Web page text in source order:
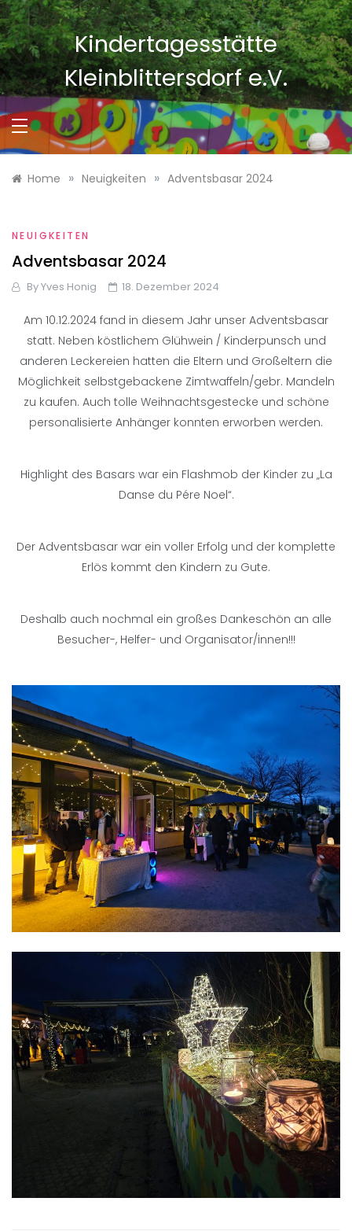
Skip
to
content
Kindertagesstätte
Kleinblittersdorf e.V.
Home » Neuigkeiten » Adventsbasar 2024
NEUIGKEITEN
Adventsbasar 2024
ByYves Honig 18. Dezember 2024
Am 10.12.2024 fand in diesem Jahr unser Adventsbasar
statt. Neben köstlichem Glühwein / Kinderpunsch und
anderen Leckereien hatten die Eltern und Großeltern die
Möglichkeit selbstgebackene Zimtwaffeln/gebr. Mandeln
zu kaufen. Auch tolle Weihnachtsgestecke und schöne
personalisierte Anhänger konnten erworben werden.
Highlight des Basars war ein Flashmob der Kinder zu „La
Danse du Pére Noel“.
Der Adventsbasar war ein voller Erfolg und der komplette
Erlös kommt den Kindern zu Gute.
Deshalb auch nochmal ein großes Dankeschön an alle
Besucher-, Helfer- und Organisator/innen!!!